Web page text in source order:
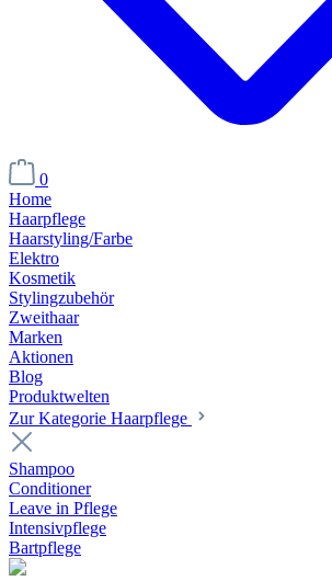
0
Home
Haarpflege
Haarstyling/Farbe
Elektro
Kosmetik
Stylingzubehör
Zweithaar
Marken
Aktionen
Blog
Produktwelten
Zur Kategorie Haarpflege
Shampoo
Conditioner
Leave in Pflege
Intensivpflege
Bartpflege